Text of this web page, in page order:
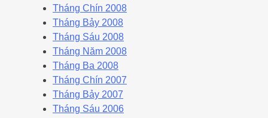
Tháng Chín 2008
Tháng Bảy 2008
Tháng Sáu 2008
Tháng Năm 2008
Tháng Ba 2008
Tháng Chín 2007
Tháng Bảy 2007
Tháng Sáu 2006